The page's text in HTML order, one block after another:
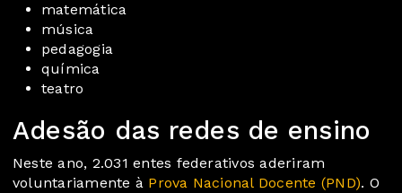
matemática
música
pedagogia
química
teatro
Adesão das redes de ensino
Neste ano, 2.031 entes federativos aderiram
voluntariamente à Prova Nacional Docente (PND). O